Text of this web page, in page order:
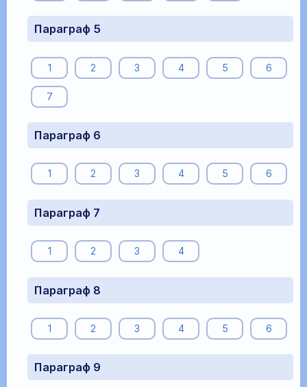
Параграф 5
1 2 3 4 5 6
7
Параграф 6
1 2 3 4 5 6
Параграф 7
1 2 3 4
Параграф 8
1 2 3 4 5 6
Параграф 9